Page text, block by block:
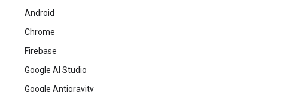
Android
Chrome
Firebase
Google AI Studio
Google Antigravity